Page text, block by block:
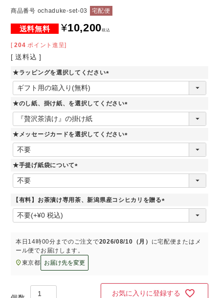
商品番号 ochaduke-set-03 宅配便
¥10,200税込
[ 204 ポイント進呈]
送料込
★ラッピングを選択してください
(
須
★のし紙、掛け紙、を選択してください
(
須
★メッセージカードを選択してください
(
★手提げ紙袋について
(
)
【有料】お茶漬け専用茶、新潟県産コシヒカリを贈る
(
)
本日 14時00分 までのご注文で2026/08/10（月） に宅配便またはメ
ール便でお届けします。
東京都
お届け先を変更
お気に入りに登録する